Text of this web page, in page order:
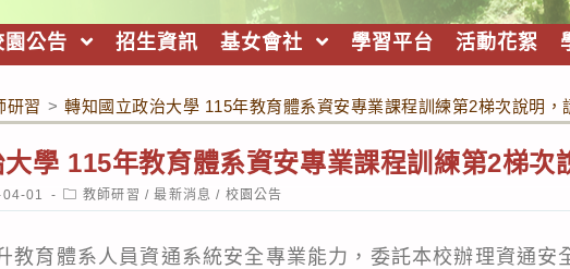
園公告 招生資訊 基女會社 學習平台 活動花絮
研習 > 轉知國立政治大學 115年教育體系資安專業課程訓練第2梯次說明，
大學 115年教育體系資安專業課程訓練第2梯次
01
Post
category:
教師研習 / 最新消息 / 校園公告
教育體系人員資通系統安全專業能力，委託本校辦理資通安